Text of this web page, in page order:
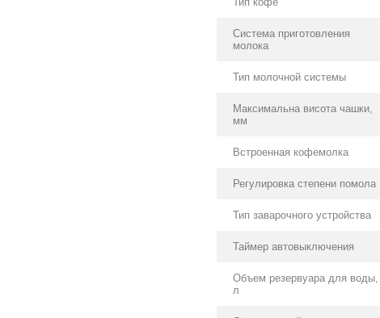
Система приготовления
молока
Тип молочной системы
Максимальна висота чашки,
мм
Встроенная кофемолка
Регулировка степени помола
Тип заварочного устройства
Таймер автовыключения
Объем резервуара для воды,
л